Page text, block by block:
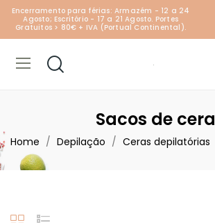
Encerramento para férias: Armazém - 12 a 24
Agosto; Escritório - 17 a 21 Agosto. Portes
Gratuitos > 80€ + IVA (Portual Continental).
Sacos de cera
Home Depilação Ceras depilatórias